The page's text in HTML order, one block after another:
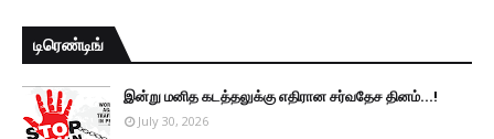
டிரெண்டிங்
இன்று மனித கடத்தலுக்கு எதிரான சர்வதேச தினம்...!
July 30, 2026